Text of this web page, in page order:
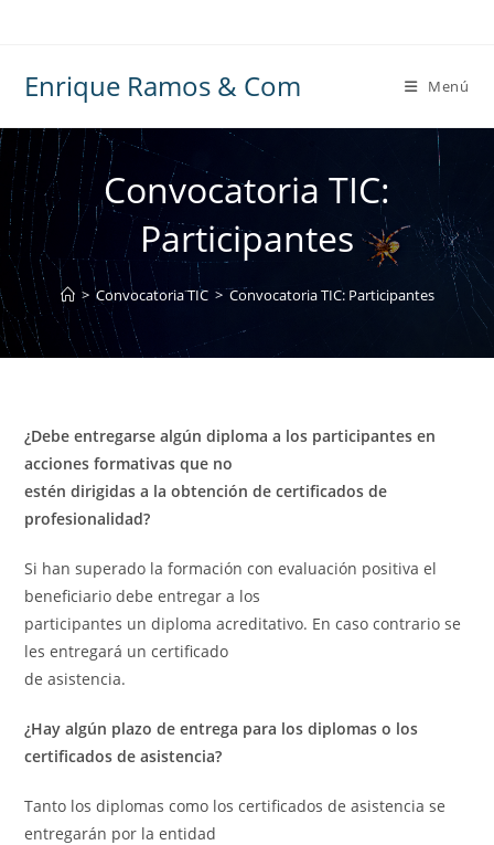
Enrique Ramos & Com Menú
Convocatoria TIC:
Participantes
> Convocatoria TIC > Convocatoria TIC: Participantes
¿Debe entregarse algún diploma a los participantes en
acciones formativas que no
estén dirigidas a la obtención de certificados de
profesionalidad?
Si han superado la formación con evaluación positiva el
beneficiario debe entregar a los
participantes un diploma acreditativo. En caso contrario se
les entregará un certificado
de asistencia.
¿Hay algún plazo de entrega para los diplomas o los
certificados de asistencia?
Tanto los diplomas como los certificados de asistencia se
entregarán por la entidad